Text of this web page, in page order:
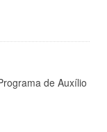
de Auxílio